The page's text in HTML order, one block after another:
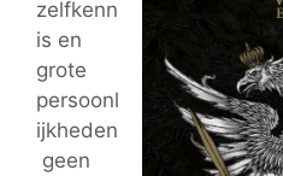
zelfkenn
is en
grote
persoonl
ijkheden
geen